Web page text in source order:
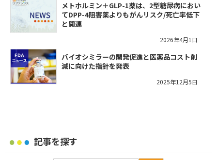
メトホルミン＋GLP-1薬は、2型糖尿病におい
てDPP-4阻害薬よりもがんリスク/死亡率低下
と関連
2026年4月1日
バイオシミラーの開発促進と医薬品コスト削
減に向けた指針を発表
2025年12月5日
記事を探す